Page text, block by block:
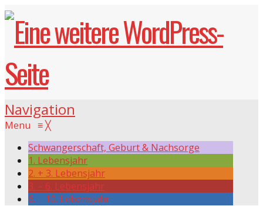
Navigation
Menu ≡╳
Schwangerschaft, Geburt & Nachsorge
1. Lebensjahr
2. + 3. Lebensjahr
3. – 6. Lebensjahr
6. – 10. Lebensjahr